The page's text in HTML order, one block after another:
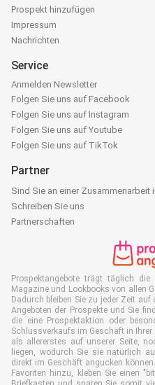
Prospekt hinzufügen
Impressum
Nachrichten
Service
Anmelden Newsletter
Folgen Sie uns auf Facebook
Folgen Sie uns auf Instagram
Folgen Sie uns auf Youtube
Folgen Sie uns auf TikTok
Partner
Sind Sie an einer Zusammenarbeit
Schreiben Sie uns
Partnerschaften
Prospektangebote trägt täglich die
Magazine und Lookbooks von allen
Dadurch bleiben Sie zu jeder Zeit
Angeboten der Prospekte und Sie
die eine Prospektaktion oder
Schlussverkaufs im Geschäft in Ihrer
als allererstes auf unserer Seite,
liegen, wodurch Sie sie natürlich
direkt im Geschäft angucken
Favoriten hinzu, kleben Sie einen